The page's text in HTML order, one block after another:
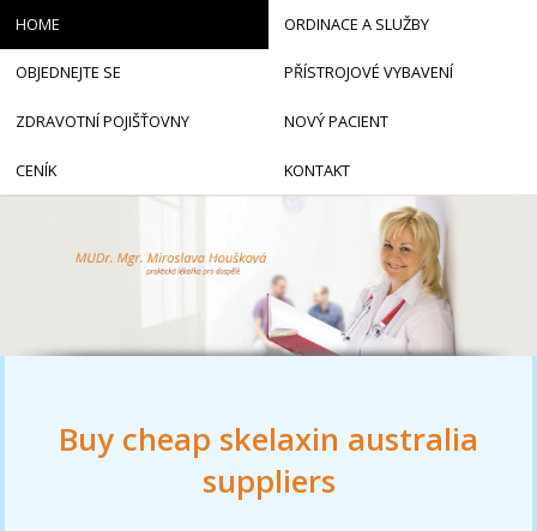
Buy cheap skelaxin australia
suppliers
HOME ORDINACE A SLUŽBY
OBJEDNEJTE SE PŘÍSTROJOVÉ VYBAVENÍ
ZDRAVOTNÍ POJIŠŤOVNY NOVÝ PACIENT
CENÍK KONTAKT